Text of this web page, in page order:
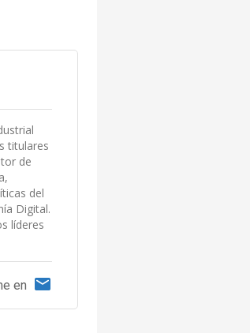
titulares
de
del
Digital.
líderes
en